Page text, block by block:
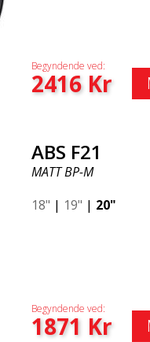
Begyndende ved:
2416Kr
ABS F21
MATT BP-M
18" | 19" | 20"
Begyndende ved:
1871 Kr